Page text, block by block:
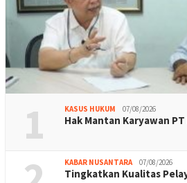
1 KASUS HUKUM 07/08/2026
Hak Mantan Karyawan
KABAR NUSANTARA 07/08/2026
Tingkatkan Kualitas